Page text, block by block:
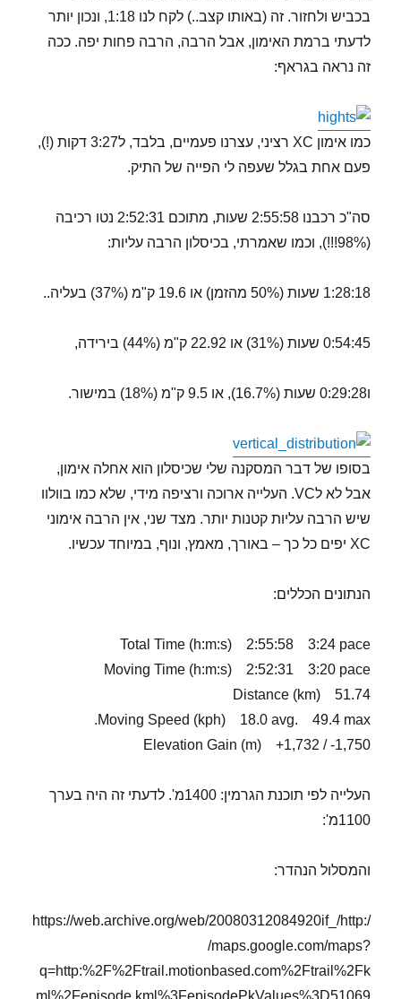
בכביש ולחזור. זה (באותו קצב..) לקח לנו 1:18, ונכון יותר
לדעתי ברמת האימון, אבל הרבה, הרבה פחות יפה. ככה
זה נראה בגראף:
כמו אימון XC רציני, עצרנו פעמיים, בלבד, ל3:27 דקות (!),
פעם אחת בגלל שעפה לי הפייה של התיק.
סה"כ רכבנו 2:55:58 שעות, מתוכם 2:52:31 נטו רכיבה
(98%!!!), וכמו שאמרתי, בכיסלון הרבה עליות:
1:28:18 שעות (50% מהזמן) או 19.6 ק"מ (37%) בעליה..
0:54:45 שעות (31%) או 22.92 ק"מ (44%) בירידה,
ו0:29:28 שעות (16.7%), או 9.5 ק"מ (18%) במישור.
בסופו של דבר המסקנה שלי שכיסלון הוא אחלה אימון,
אבל לא לVC. העלייה ארוכה ורציפה מידי, שלא כמו בוולוו
שיש הרבה עליות קטנות יותר. מצד שני, אין הרבה אימוני
XC יפים כל כך – באורך, מאמץ, ונוף, במיוחד עכשיו.
הנתונים הכללים:
Total Time (h:m:s) 2:55:58 3:24 pace
Moving Time (h:m:s) 2:52:31 3:20 pace
Distance (km) 51.74
Moving Speed (kph) 18.0 avg. 49.4 max.
Elevation Gain (m) +1,732 / -1,750
העלייה לפי תוכנת הגרמין: 1400מ'. לדעתי זה היה בערך
1100מ':
והמסלול הנהדר:
https://web.archive.org/web/20080312084920if_/http:/
/maps.google.com/maps?
q=http:%2F%2Ftrail.motionbased.com%2Ftrail%2Fk
ml%2Fepisode.kml%3FepisodePkValues%3D51069